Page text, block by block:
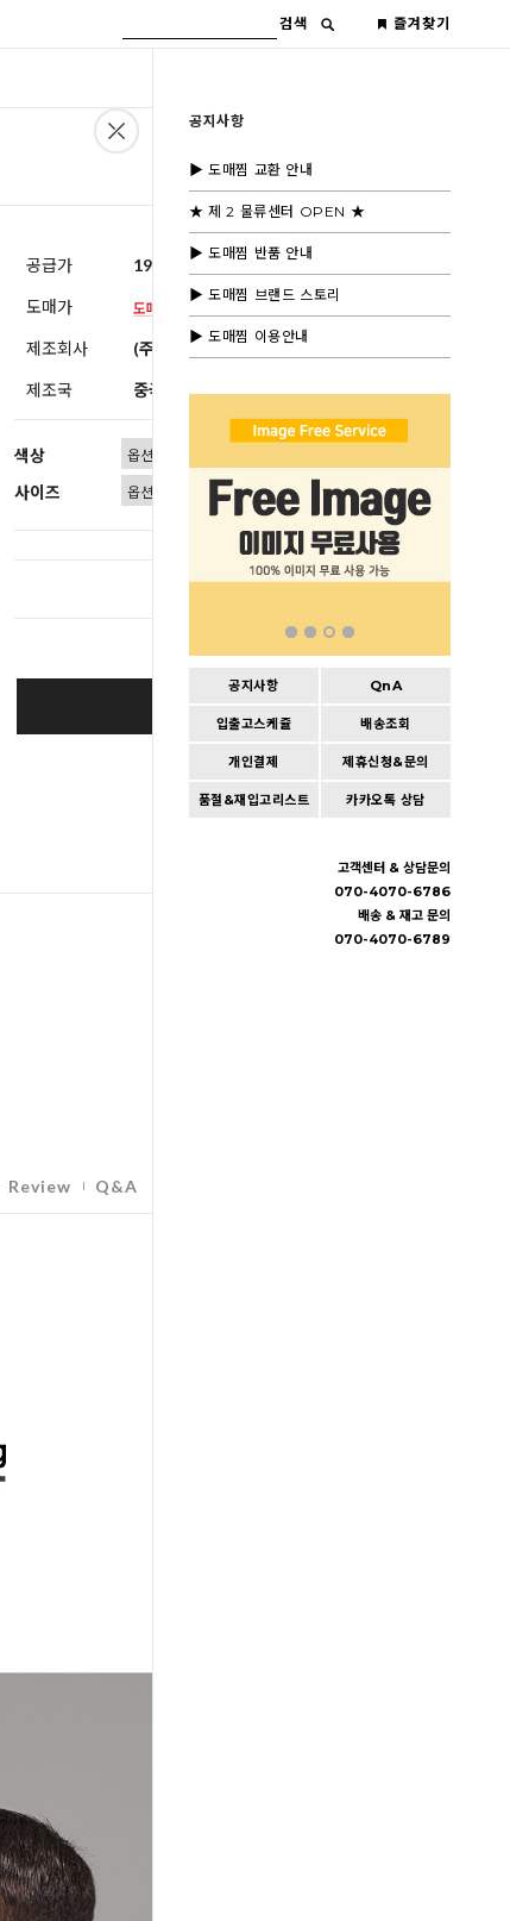
검색 즐겨찾기
공지사항
▶ 도매찜 교환 안내
★ 제 2 물류센터 OPEN ★
▶ 도매찜 반품 안내
▶ 도매찜 브랜드 스토리
▶ 도매찜 이용안내
공지사항 QnA
입출고스케쥴 배송조회
개인결제 제휴신청&문의
품절&재입고리스트 카카오톡 상담
고객센터 & 상담문의
070-4070-6786
배송 & 재고 문의
070-4070-6789
공급가 19,600원(부가세별도)
도매가
제조회사 (주)블루모드
제조국 중국
색상
사이즈
Cart | Wishlist
Review Q&A